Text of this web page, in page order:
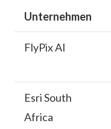
Unternehmen
FlyPix AI
Esri South
Africa